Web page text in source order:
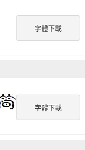
字體下載
字體下載